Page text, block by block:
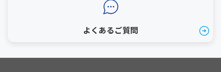
よくあるご質問